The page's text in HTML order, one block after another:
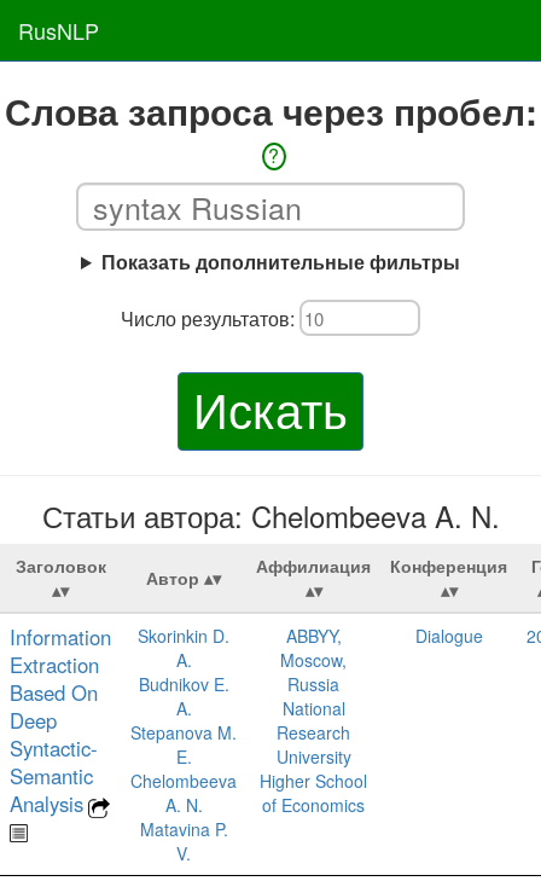
RusNLP
Слова запроса через пробел:
?
Показать дополнительные фильтры
Число результатов:
Искать
Статьи автора: Chelombeeva A. N.
Заголовок Автор Аффилиация Конференция
Information
Extraction
Based On
Deep
Syntactic-
Semantic
Analysis
Skorinkin D.
A.
Budnikov E.
A.
Stepanova M.
E.
Chelombeeva
A. N.
Matavina P.
V.
ABBYY,
Moscow,
Russia
National
Research
University
Higher School
of Economics
Dialogue